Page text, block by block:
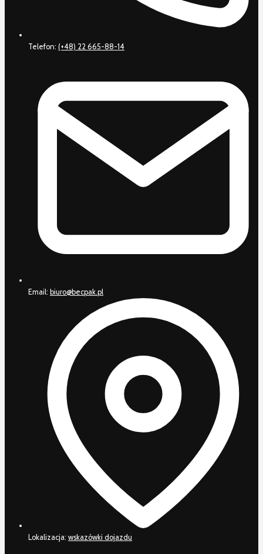
Telefon: (+48) 22 665-88-14
Email: biuro@becpak.pl
Lokalizacja: wskazówki dojazdu